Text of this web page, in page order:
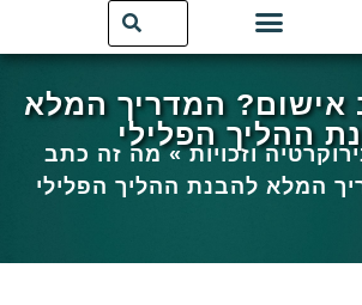
אישום? המדריך המלא
ההליך הפלילי
וזכויות»מה זה כתב
המלא להבנת ההליך הפלילי